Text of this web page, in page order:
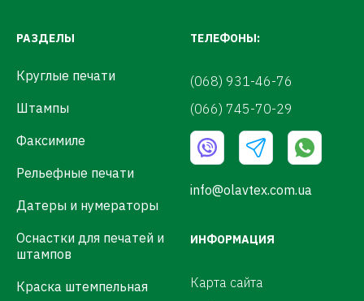
РАЗДЕЛЫ
Круглые печати
Штампы
Факсимиле
Рельефные печати
Датеры и нумераторы
Оснастки для печатей и
штампов
Краска штемпельная
ТЕЛЕФОНЫ:
(068) 931-46-76
(066) 745-70-29
info@olavtex.com.ua
ИНФОРМАЦИЯ
Карта сайта